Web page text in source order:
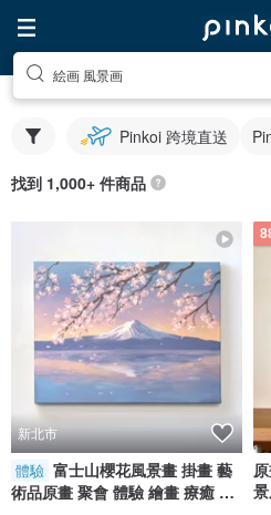
絵画 風景画
Pinkoi 跨境直送
找到 1,000+ 件商品
新北市
體驗 富士山櫻花風景畫 掛畫 藝
術品原畫 聚會 體驗 繪畫 療癒 裝